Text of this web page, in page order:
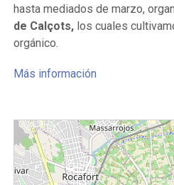
hasta mediados de marzo,
de Calçots, los cuales
orgánico.
Más información